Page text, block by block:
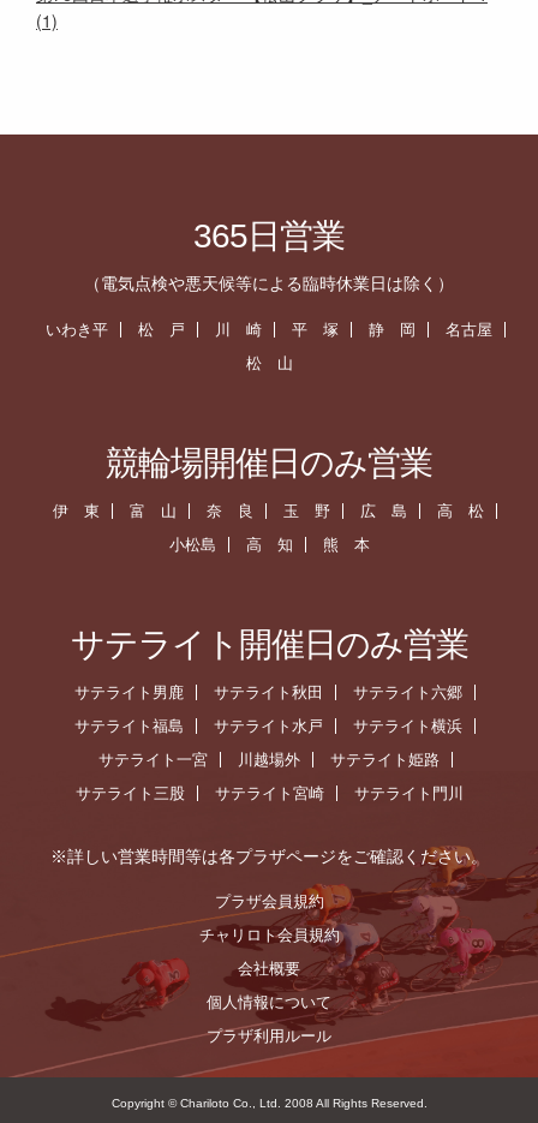
(1)
365日営業
（電気点検や悪天候等による臨時休業日は除く）
いわき平 松 戸 川 崎 平 塚 静 岡
名古屋
松 山
競輪場開催日のみ営業
伊 東 富 山 奈 良 玉 野 広 島
高 松
小松島
高 知 熊 本
サテライト開催日のみ営業
サテライト男鹿 サテライト秋田
サテライト六郷
サテライト福島
サテライト水戸
サテライト横浜
サテライト一宮
川越場外
サテライト姫路
サテライト三股
サテライト宮崎 サテライト門川
※詳しい営業時間等は各プラザページをご確認ください。
プラザ会員規約
チャリロト会員規約
会社概要
個人情報について
プラザ利用ルール
Copyright © Chariloto Co., Ltd. 2008 All Rights Reserved.